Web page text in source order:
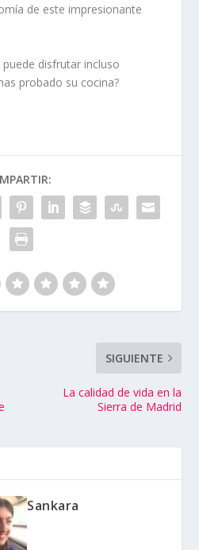
de este impresionante
disfrutar incluso
probado su cocina?
SIGUIENTE
La calidad de vida en la
Sierra de Madrid
Sankara